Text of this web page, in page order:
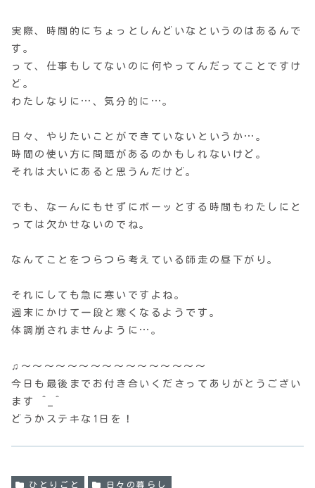
実際、時間的にちょっとしんどいなというのはあるんで
す。
って、仕事もしてないのに何やってんだってことですけ
ど。
わたしなりに…、気分的に…。
日々、やりたいことができていないというか…。
時間の使い方に問題があるのかもしれないけど。
それは大いにあると思うんだけど。
でも、なーんにもせずにボーッとする時間もわたしにと
っては欠かせないのでね。
なんてことをつらつら考えている師走の昼下がり。
それにしても急に寒いですよね。
週末にかけて一段と寒くなるようです。
体調崩されませんように…。
♫〜〜〜〜〜〜〜〜〜〜〜〜〜〜〜〜
今日も最後までお付き合いくださってありがとうござい
ます ^_^
どうかステキな1日を！
ひとりごと 日々の暮らし